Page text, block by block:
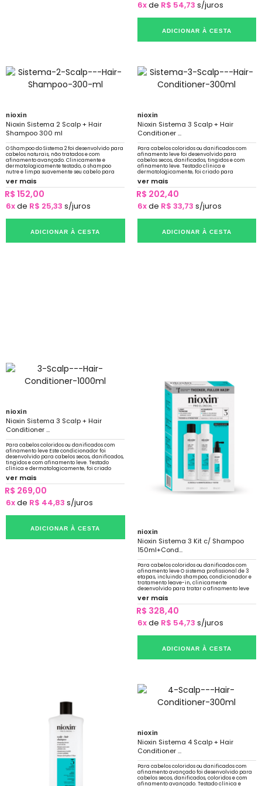
6xde R$ 54,73 s/juros
ADICIONAR À CESTA
nioxin
Nioxin Sistema 2 Scalp + Hair
Shampoo 300 ml
O Shampoo do Sistema 2 foi desenvolvido para
cabelos naturais, não tratados e com
afinamento avançado. Clinicamente e
dermatologicamente testado, o shampoo
nutre e limpa suavemente seu cabelo para
prevenir o sebo que obstrui os folículos
ver mais
R$ 152,00
6xde R$ 25,33 s/juros
ADICIONAR À CESTA
nioxin
Nioxin Sistema 3 Scalp + Hair
Conditioner ...
Para cabelos coloridos ou danificados com
afinamento leve foi desenvolvido para
cabelos secos, danificados, tingidos e com
afinamento leve. Testado clínica e
dermatologicamente, foi criado para
amplificar a textura do cabelo e fortalecer a
resiliência
ver mais
R$ 202,40
6xde R$ 33,73 s/juros
ADICIONAR À CESTA
nioxin
Nioxin Sistema 3 Scalp + Hair
Conditioner ...
Para cabelos coloridos ou danificados com
afinamento leve Este condicionador foi
desenvolvido para cabelos secos, danificados,
tingidos e com afinamento leve. Testado
clínica e dermatologicamente, foi criado
para amplificar a textura do cabelo
ver mais
R$ 269,00
6xde R$ 44,83 s/juros
ADICIONAR À CESTA nioxin
Nioxin Sistema 3 Kit c/ Shampoo
150ml+Cond...
Para cabelos coloridos ou danificados com
afinamento leve O sistema profissional de 3
etapas, incluindo shampoo, condicionador e
tratamento leave-in, clinicamente
desenvolvido para tratar o afinamento leve
de cabelos coloridos ou secos e danificados.
ver mais
R$ 328,40
6xde R$ 54,73 s/juros
ADICIONAR À CESTA
nioxin
Nioxin Sistema 4 Scalp + Hair
Conditioner ...
Para cabelos coloridos ou danificados com
afinamento avançado foi desenvolvido para
cabelos secos, danificados, coloridos e com
afinamento avançado. Testado clínica e